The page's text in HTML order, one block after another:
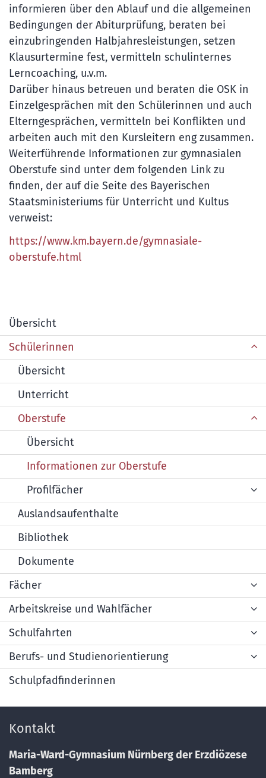
informieren über den Ablauf und die allgemeinen
Bedingungen der Abiturprüfung, beraten bei
einzubringenden Halbjahresleistungen, setzen
Klausurtermine fest, vermitteln schulinternes
Lerncoaching, u.v.m.
Darüber hinaus betreuen und beraten die OSK in
Einzelgesprächen mit den Schülerinnen und auch
Elterngesprächen, vermitteln bei Konflikten und
arbeiten auch mit den Kursleitern eng zusammen.
Weiterführende Informationen zur gymnasialen
Oberstufe sind unter dem folgenden Link zu
finden, der auf die Seite des Bayerischen
Staatsministeriums für Unterricht und Kultus
verweist:
https://www.km.bayern.de/gymnasiale-
oberstufe.html
Übersicht
Schülerinnen
Übersicht
Unterricht
Oberstufe
Übersicht
Informationen zur Oberstufe
Profilfächer
Auslandsaufenthalte
Bibliothek
Dokumente
Fächer
Arbeitskreise und Wahlfächer
Schulfahrten
Berufs- und Studienorientierung
Schulpfadfinderinnen
Kontakt
Maria-Ward-Gymnasium Nürnberg der Erzdiözese
Bamberg